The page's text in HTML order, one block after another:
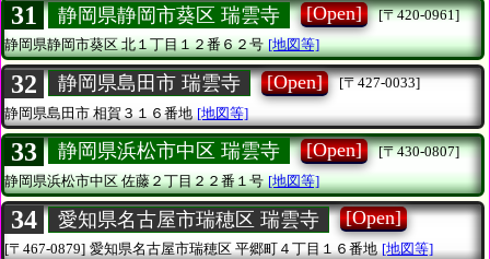
31 静岡県静岡市葵区 瑞雲寺 [Open]
[〒420-0961]
静岡県静岡市葵区北１丁目１２番６２号 [地図等]
32 静岡県島田市 瑞雲寺 [Open]
[〒427-0033]
静岡県島田市 相賀３１６番地 [地図等]
33 静岡県浜松市中区 瑞雲寺 [Open]
[〒430-0807]
静岡県浜松市中区佐藤２丁目２２番１号 [地図等]
34 愛知県名古屋市瑞穂区 瑞雲寺 [Open]
[〒467-0879] 愛知県名古屋市瑞穂区平郷町４丁目１６番地 [地図等]